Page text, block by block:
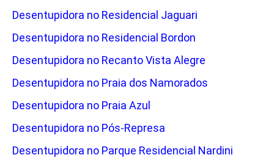
Desentupidora no Residencial Jaguari
Desentupidora no Residencial Bordon
Desentupidora no Recanto Vista Alegre
Desentupidora no Praia dos Namorados
Desentupidora no Praia Azul
Desentupidora no Pós-Represa
Desentupidora no Parque Residencial Nardini